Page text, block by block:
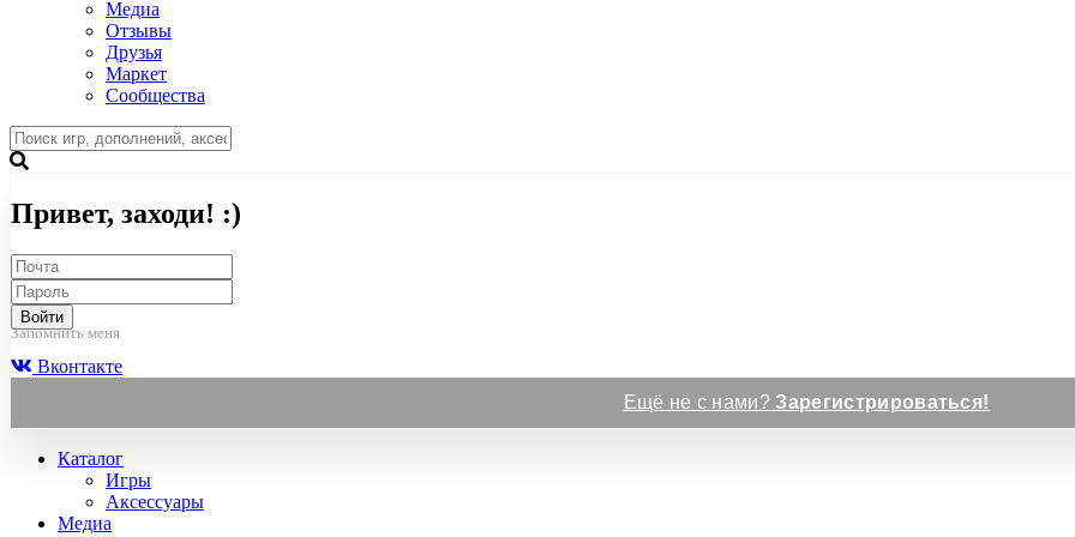
Медиа
Отзывы
Друзья
Маркет
Сообщества
Привет, заходи! :)
Войти
Запомнить меня
Вконтакте
Ещё не с нами?Зарегистрироваться!
Каталог
Игры
Аксессуары
Медиа